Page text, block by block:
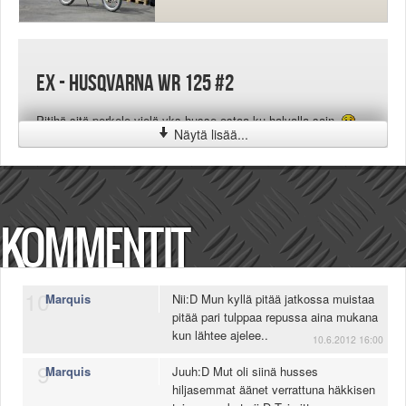
Näytä lisää...
EX - Husqvarna WR 125 #2
Pitihä sitä perkele vielä yks husse ostaa ku halvalla sain.
KOMMENTIT
10Marquis
Nii:D Mun kyllä pitää jatkossa muistaa
pitää pari tulppaa repussa aina mukana
kun lähtee ajelee..
10.6.2012 16:00
9Marquis
Juuh:D Mut oli siinä husses
hiljasemmat äänet verrattuna häkkisen